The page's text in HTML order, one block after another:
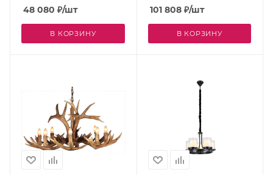
48 080 ₽/шт
В КОРЗИНУ
101 808₽/шт
В КОРЗИНУ